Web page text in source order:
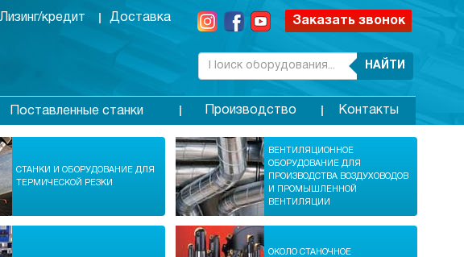
Лизинг/кредит Доставка Заказать звонок
НАЙТИ
Поставленные станки Производство Контакты
СТАНКИ И ОБОРУДОВАНИЕ ДЛЯ
ТЕРМИЧЕСКОЙ РЕЗКИ
ВЕНТИЛЯЦИОННОЕ
ОБОРУДОВАНИЕ ДЛЯ
ПРОИЗВОДСТВА ВОЗДУХОВОДОВ
И ПРОМЫШЛЕННОЙ
ВЕНТИЛЯЦИИ
ОКОЛО СТАНОЧНОЕ